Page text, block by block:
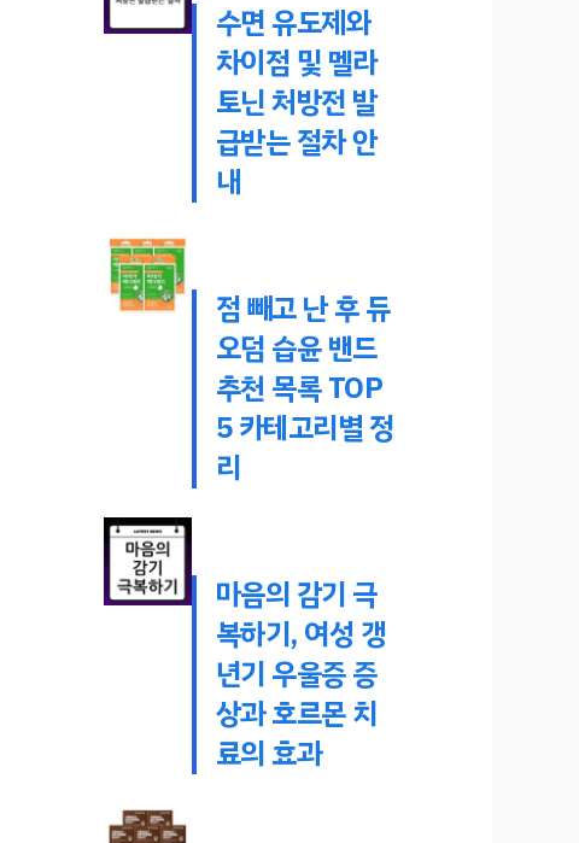
수면 유도제와
차이점 및 멜라
토닌 처방전 발
급받는 절차 안
내
점 빼고 난 후 듀
오덤 습윤 밴드
추천 목록 TOP
5 카테고리별 정
리
마음의 감기 극
복하기, 여성 갱
년기 우울증 증
상과 호르몬 치
료의 효과